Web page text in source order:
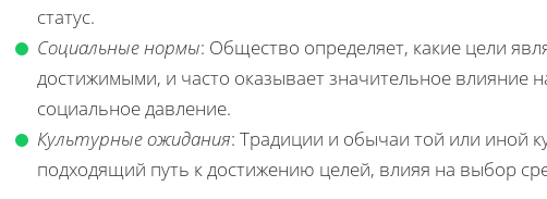
статус.
Социальные нормы: Общество определяет, какие цели
достижимыми, и часто оказывает значительное влияние
социальное давление.
Культурные ожидания: Традиции и обычаи той или иной
подходящий путь к достижению целей, влияя на выбор